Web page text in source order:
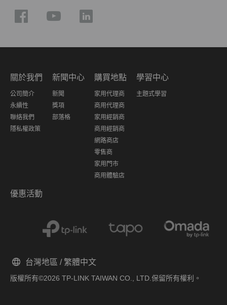
關於我們
公司簡介
永續性
聯絡我們
隱私權政策
新聞中心
新聞
獎項
部落格
購買地點
家用代理商
商用代理商
家用經銷商
商用經銷商
網路商店
零售商
家用門市
商用體驗店
學習中心
主題式學習
優惠活動
版權所有©2026 TP-LINK TAIWAN CO., LTD.保留所有權利。
台灣地區 / 繁體中文